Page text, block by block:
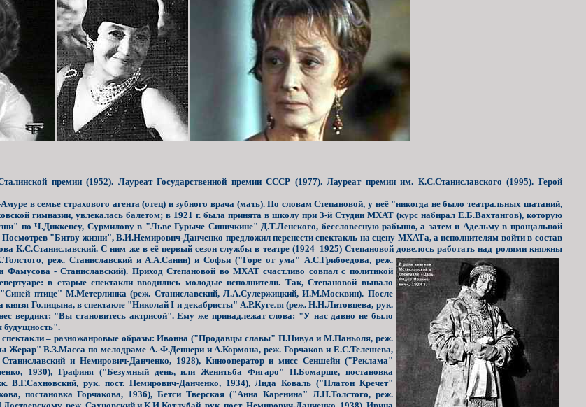
премии (1952). Лауреат Государственной премии СССР (1977). Лауреат премии им. К.С.Станиславского (1995). Герой
в семье страхового агента (отец) и зубного врача (мать). По словам Степановой, у неё "никогда не было театральных шатаний,
гимназии, увлекалась балетом; в 1921 г. была принята в школу при 3-й Студии МХАТ (курс набирал Е.Б.Вахтангов), которую
по Ч.Диккенсу, Сурмилову в "Льве Гурыче Синичкине" Д.Т.Ленского, бессловесную рабыню, а затем и Адельму в прощальной
"Битву жизни", В.И.Немирович-Данченко предложил перенести спектакль на сцену МХАТа, а исполнителям войти в состав
К.С.Станиславский. С ним же в её первый сезон службы в театре (1924–1925) Степановой довелось работать над ролями княжны
реж. Станиславский и А.А.Санин) и Софьи ("Горе от ума" А.С.Грибоедова, реж.
Фамусова - Станиславский). Приход Степановой во МХАТ счастливо совпал с политикой
в старые спектакли вводились молодые исполнители. Так, Степановой выпало
птице" М.Метерлинка (реж. Станиславский, Л.А.Сулержицкий, И.М.Москвин). После
князя Голицына, в спектакле "Николай I и декабристы" А.Р.Кугеля (реж. Н.Н.Литовцева, рук.
вердикт: "Вы становитесь актрисой". Ему же принадлежат слова: "У нас давно не было
будущность".
спектакли – разножанровые образы: Ивонна ("Продавцы славы" П.Нивуа и М.Паньоля, реж.
Жерар" В.З.Масса по мелодраме А.-Ф.Деннери и А.Кормона, реж. Горчаков и Е.С.Телешева,
и Немирович-Данченко, 1928), Кинооператор и мисс Сеншейн ("Реклама"
1930), Графиня ("Безумный день, или Женитьба Фигаро" П.Бомарше, постановка
рук. пост. Немирович-Данченко, 1934), Лида Коваль ("Платон Кречет"
постановка Горчакова, 1936), Бетси Тверская ("Анна Каренина" Л.Н.Толстого, реж.